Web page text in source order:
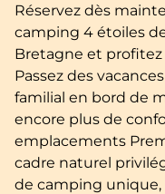
Réservez dès
camping 4 étoiles
Bretagne et profitez
Passez des
familial en bord de
encore plus de
emplacements
cadre naturel
de camping unique,